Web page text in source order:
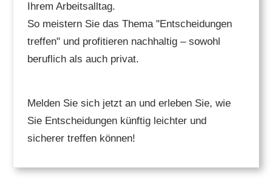
Ihrem Arbeitsalltag.
So meistern Sie das Thema "Entscheidungen
treffen" und profitieren nachhaltig – sowohl
beruflich als auch privat.
Melden Sie sich jetzt an und erleben Sie, wie
Sie Entscheidungen künftig leichter und
sicherer treffen können!